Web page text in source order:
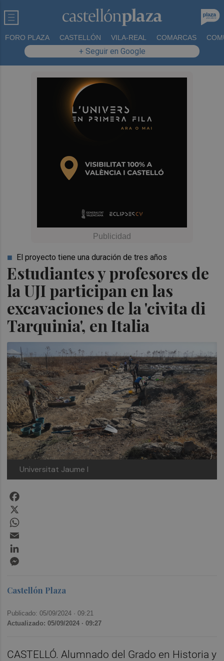
FORO PLAZA CASTELLÓN VILA-REAL COMARCAS
+ Seguir en Google
Estudiantes y profesores de
la UJI participan en las
excavaciones de la 'civita di
Tarquinia', en Italia
El proyecto tiene una duración de tres años
Universitat Jaume I
Castellón Plaza
Publicado: 05/09/2024 ·09:21
Actualizado: 05/09/2024 · 09:27
CASTELLÓ. Alumnado del Grado en Historia y